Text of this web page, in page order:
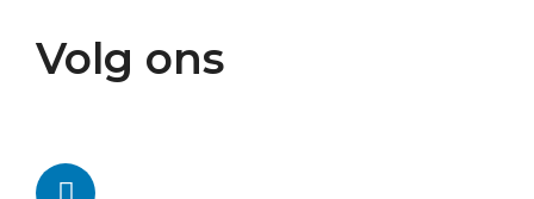
Volg ons